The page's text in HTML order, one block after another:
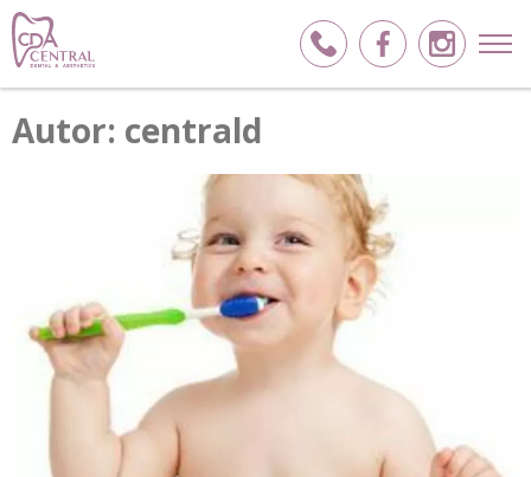
Autor: centrald